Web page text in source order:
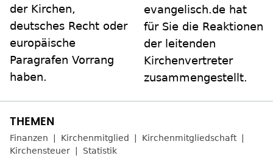
der Kirchen,
deutsches Recht oder
europäische
Paragrafen Vorrang
haben.
evangelisch.de hat
für Sie die Reaktionen
der leitenden
Kirchenvertreter
zusammengestellt.
Finanzen Kirchenmitglied
Kirchenmitgliedschaft
Kirchensteuer
Statistik